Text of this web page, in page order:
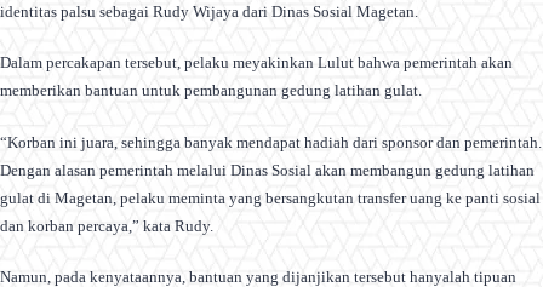
identitas palsu sebagai Rudy Wijaya dari Dinas Sosial Magetan.
Dalam percakapan tersebut, pelaku meyakinkan Lulut bahwa pemerintah akan
memberikan bantuan untuk pembangunan gedung latihan gulat.
“Korban ini juara, sehingga banyak mendapat hadiah dari sponsor dan pemerintah.
Dengan alasan pemerintah melalui Dinas Sosial akan membangun gedung latihan
gulat di Magetan, pelaku meminta yang bersangkutan transfer uang ke panti sosial
dan korban percaya,” kata Rudy.
Namun, pada kenyataannya, bantuan yang dijanjikan tersebut hanyalah tipuan